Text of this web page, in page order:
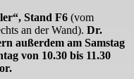
Stand F6 (vom
an der Wand). Dr.
außerdem am Samstag
von 10.30 bis 11.30